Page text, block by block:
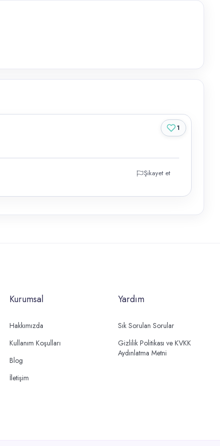
Şikayet et
1
Kurumsal
Hakkımızda
Kullanım Koşulları
Blog
İletişim
Yardım
Sık Sorulan Sorular
Gizlilik Politikası ve KVKK
Aydınlatma Metni